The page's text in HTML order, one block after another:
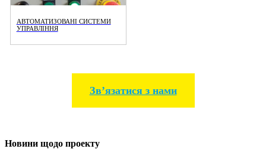
АВТОМАТИЗОВАНІ СИСТЕМИ
УПРАВЛІННЯ
Звʼязатися з нами
Новини щодо проекту